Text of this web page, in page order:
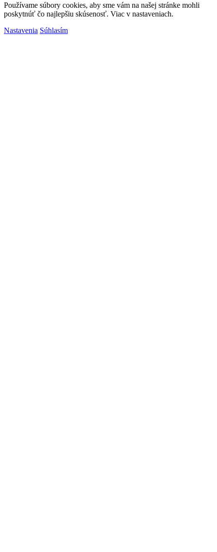
Používame súbory cookies, aby sme vám na našej stránke mohli
poskytnúť čo najlepšiu skúsenosť. Viac v nastaveniach.
Nastavenia Súhlasím